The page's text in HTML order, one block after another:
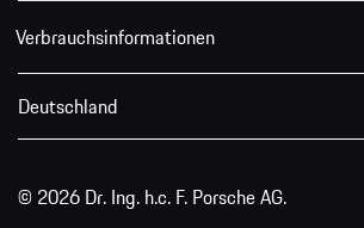
Verbrauchsinformationen
Deutschland
© 2026 Dr. Ing. h.c. F. Porsche AG.